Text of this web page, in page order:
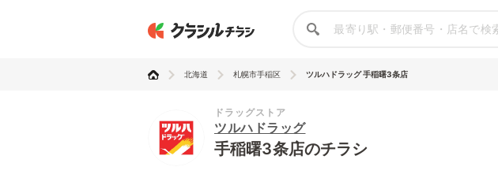
北海道 札幌市手稲区 ツルハドラッグ 手稲曙3条店
ドラッグストア
ツルハドラッグ
手稲曙3条店のチラシ